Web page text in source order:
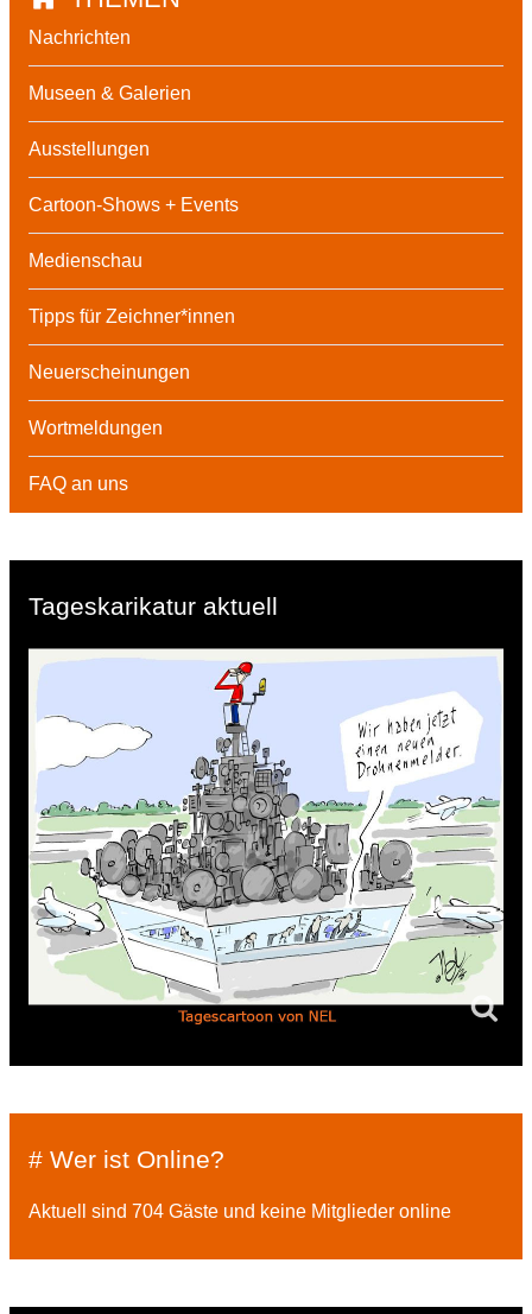
Nachrichten
Museen & Galerien
Ausstellungen
Cartoon-Shows + Events
Medienschau
Tipps für Zeichner*innen
Neuerscheinungen
Wortmeldungen
FAQ an uns
Tageskarikatur aktuell
# Wer ist Online?
Aktuell sind 704 Gäste und keine Mitglieder online